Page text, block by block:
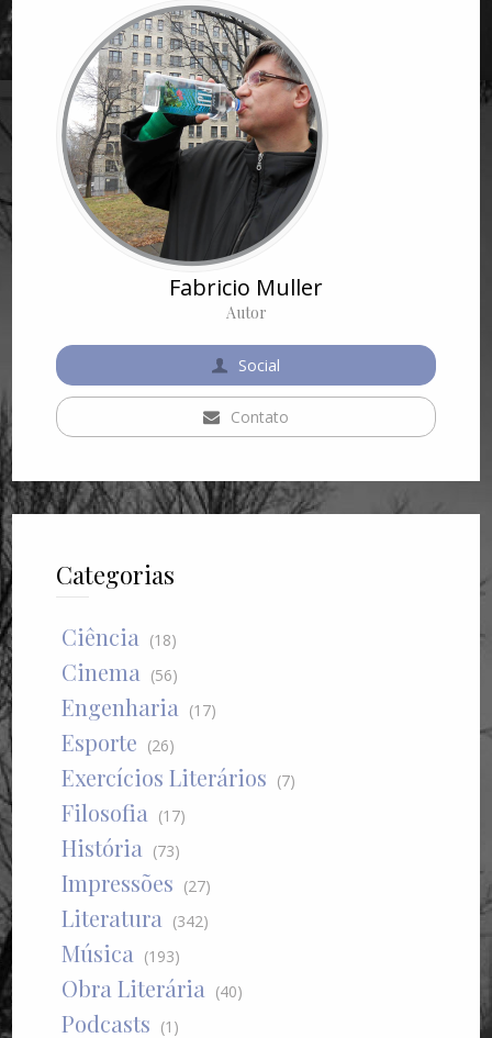
Fabricio Muller
Autor
Social
Contato
Categorias
Ciência (18)
Cinema (56)
Engenharia (17)
Esporte (26)
Exercícios Literários (7)
Filosofia (17)
História (73)
Impressões (27)
Literatura (342)
Música (193)
Obra Literária (40)
Podcasts (1)